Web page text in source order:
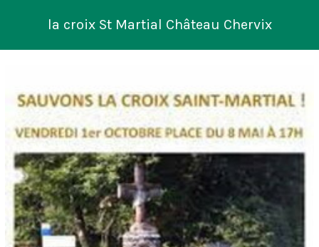
la croix St Martial Château Chervix